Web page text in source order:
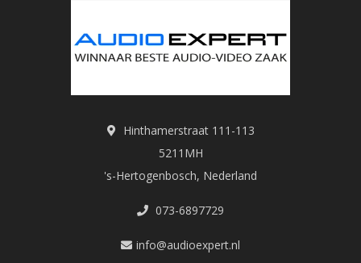
Hinthamerstraat 111-113
5211MH
's-Hertogenbosch, Nederland
073-6897729
info@audioexpert.nl